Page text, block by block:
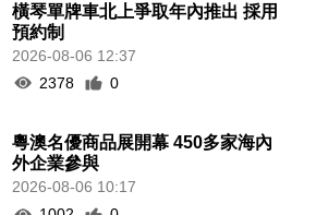
橫琴單牌車北上爭取年內推出 採用
預約制
2026-08-06 12:37
2378
0
粵澳名優商品展開幕 450多家海內
外企業參與
2026-08-06 10:17